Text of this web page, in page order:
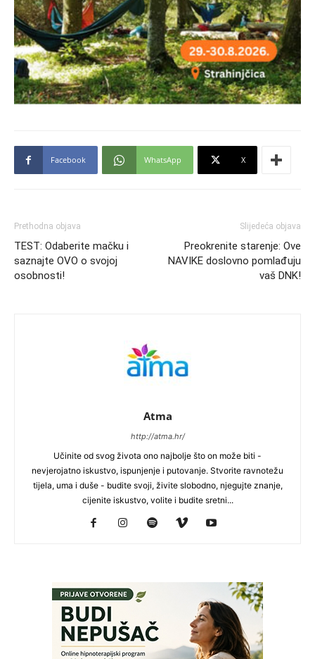
Facebook WhatsApp X
Prethodna objava
TEST: Odaberite mačku i
saznajte OVO o svojoj
osobnosti!
Slijedeća objava
Preokrenite starenje: Ove
NAVIKE doslovno pomlađuju
vaš DNK!
Atma
http://atma.hr/
Učinite od svog života ono najbolje što on može biti -
nevjerojatno iskustvo, ispunjenje i putovanje. Stvorite ravnotežu
tijela, uma i duše - budite svoji, živite slobodno, njegujte znanje,
cijenite iskustvo, volite i budite sretni...